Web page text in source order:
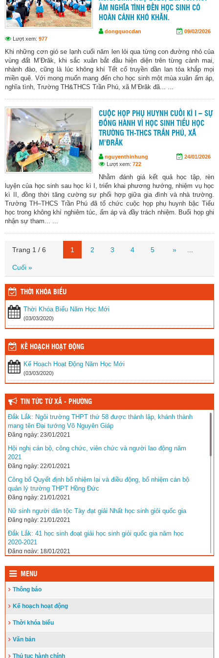
ẤM NGHĨA TÌNH ĐẾN HỌC SINH CÓ
HOÀN CẢNH KHÓ KHĂN.
dongquocdan
09/02/2026
Lượt xem: 977
Khi những cơn gió se lạnh cuối năm len lỏi qua từng con đường nhỏ của
vùng đất M’Đrăk, khi sắc xuân bắt đầu hiện diện trên từng cành mai,
nhành đào, cũng là lúc không khí Tết cổ truyền dần lan tỏa khắp mọi
miền quê. Với mong muốn mang đến cho học sinh một mùa xuân ấm áp,
nghĩa tình, Trường TH&THCS Trần Phú, xã M’Đrăk đã... ...
CUỘC HỌP PHỤ HUYNH CUỐI KÌ I – SỰ
ĐỒNG HÀNH VÌ HỌC SINH TIỂU HỌC
TRƯỜNG TH-THCS TRẦN PHÚ, XÃ
M’ĐRĂK
nguyenthinhung
24/01/2026
Lượt xem: 722
Nhằm đánh giá kết quả học tập, rèn
luyện của học sinh sau học kì I, triển khai phương hướng, nhiệm vụ học
kì II, đồng thời tăng cường sự phối hợp giữa gia đình và nhà trường.
Trường TH–THCS Trần Phú đã tổ chức cuộc họp phụ huynh bậc Tiểu
học trong không khí nghiêm túc, ấm áp và đầy trách nhiệm. Buổi họp ghi
nhận sự tham... ...
Trang 1 / 6 1 2 3 4 5 »
Cuối »
THỜI KHÓA BIỂU
Thời Khóa Biểu Năm Học Mới
(03/03/2020)
KẾ HOẠCH HOẠT ĐỘNG
Kế Hoạch Hoạt Động Năm Học Mới
(03/03/2020)
TIN TỨC TỪ XÃ - PHƯỜNG
Đắk Lắk: Ngôi trường THPT thứ 58 được thành lập, khánh thành
mang tên Đại tướng Võ Nguyên Giáp
Đăng ngày: 23/01/2021
Hội nghị cán bộ, công chức, viên chức và người lao động năm
2021
Đăng ngày: 22/01/2021
Công bố Quyết định bổ nhiệm lại và điều động, bổ nhiệm cán bộ
quản lý trường THPT Hồng Đức
Đăng ngày: 21/01/2021
Nữ sinh người dân tộc Tày đạt giải Nhất học sinh giỏi quốc gia
Đăng ngày: 21/01/2021
Đắk Lắk: 41 học sinh đoạt giải học sinh giỏi quốc gia năm học
2020-2021
Đăng ngày: 18/01/2021
Bế mạc Cuộc thi Khoa học kỹ thuật, khởi nghiệp dành cho học
sinh trung học
Đăng ngày: 18/01/2021
nghiệp dành cho học sinh trung học
Hội nghị tổng kết công tác xây dựng Đảng năm 2020 và triển khai
nhiệm vụ năm 2021
MENU
Thông báo
Kế hoạch hoạt động
Thời khóa biểu
Văn bản
Thủ tục hành chính